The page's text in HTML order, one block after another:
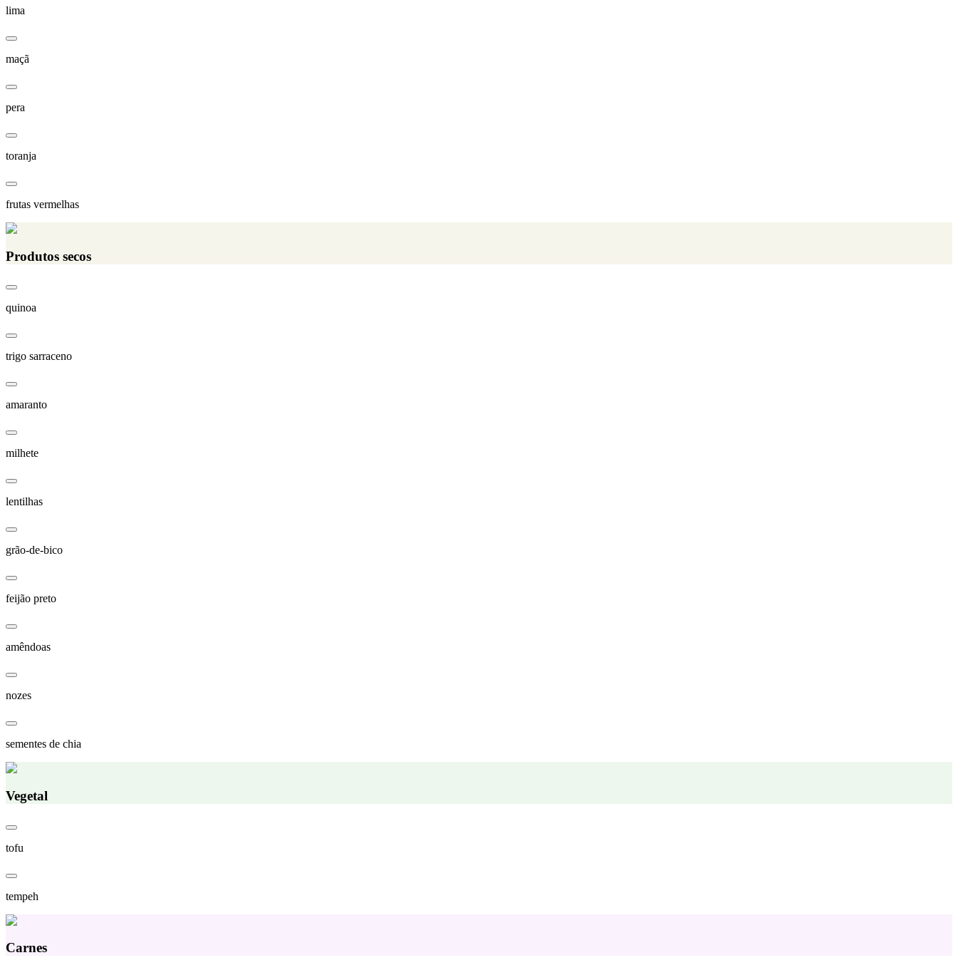
lima
maçã
pera
toranja
frutas vermelhas
Produtos secos
quinoa
trigo sarraceno
amaranto
milhete
lentilhas
grão-de-bico
feijão preto
amêndoas
nozes
sementes de chia
Vegetal
tofu
tempeh
Carnes